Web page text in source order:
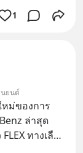
1
นยนต์
หม่ของการ
ล่าสุด
ทางเลือก